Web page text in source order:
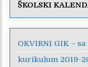
ŠKOLSKI
OKVIRNI GIK –
kurikulum 2019-